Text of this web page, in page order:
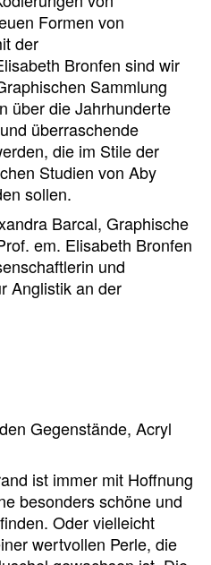
Formen von
der
Bronfen sind wir
Sammlung
über die Jahrhunderte
überraschende
die im Stile der
Studien von Aby
sollen.
Barcal, Graphische
em. Elisabeth Bronfen
und
Anglistik an der
Gegenstände, Acryl
ist immer mit Hoffnung
besonders schöne und
Oder vielleicht
wertvollen Perle, die